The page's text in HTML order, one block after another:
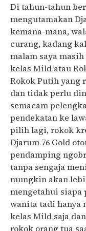
Di tahun-tahun
mengutamakan
kemana-mana,
curang, kadang
malam saya
kelas Mild atau
Rokok Putih yang
dan tidak perlu
semacam
pendekatan ke
pilih lagi, rokok
Djarum 76 Gold
pendamping
tanpa sengaja
mungkin akan
mengetahui siapa
wanita tadi hanya
kelas Mild saja
rokok orang tua